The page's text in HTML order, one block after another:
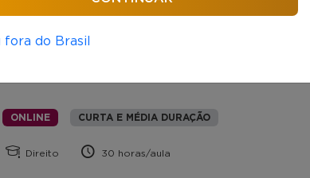
ONLINE CURTA E MÉDIA DURAÇÃO
Direito 30 horas/aula
fora do Brasil